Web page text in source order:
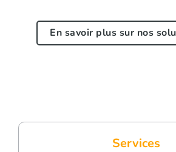
En savoir plus sur nos
Services